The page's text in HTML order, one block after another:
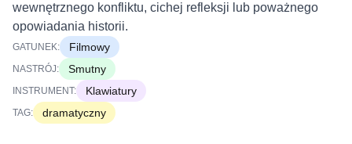
wewnętrznego konfliktu, cichej refleksji lub poważnego
opowiadania historii.
GATUNEK: Filmowy
NASTRÓJ: Smutny
INSTRUMENT: Klawiatury
TAG: dramatyczny